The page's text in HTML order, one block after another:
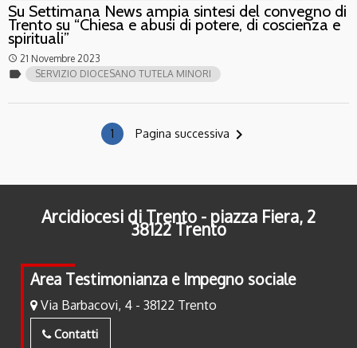
Su Settimana News ampia sintesi del convegno di
Trento su “Chiesa e abusi di potere, di coscienza e
spirituali”
access_time 21 Novembre 2023
label SERVIZIO DIOCESANO TUTELA MINORI
1 Pagina successiva navigate_next
Arcidiocesi di Trento - piazza Fiera, 2
38122 Trento
Area Testimonianza e Impegno sociale
Via Barbacovi, 4 - 38122 Trento
Contatti